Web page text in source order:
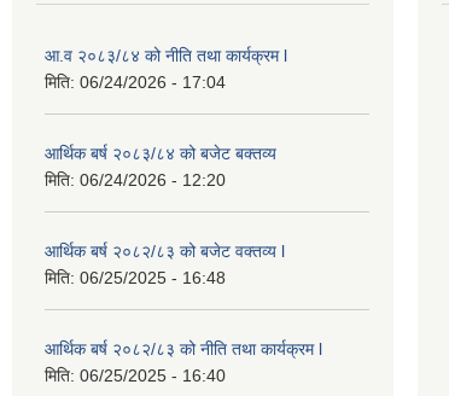
आ.व २०८३/८४ को नीति तथा कार्यक्रम l
मिति: 06/24/2026 - 17:04
आर्थिक बर्ष २०८३/८४ को बजेट बक्तव्य
मिति: 06/24/2026 - 12:20
आर्थिक बर्ष २०८२/८३ को बजेट वक्तव्य l
मिति: 06/25/2025 - 16:48
आर्थिक बर्ष २०८२/८३ को नीति तथा कार्यक्रम l
मिति: 06/25/2025 - 16:40